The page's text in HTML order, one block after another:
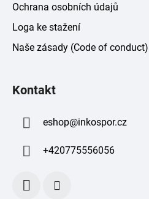
Ochrana osobních údajů
Loga ke stažení
Naše zásady (Code of conduct)
Kontakt
eshop@inkospor.cz
+420775556056